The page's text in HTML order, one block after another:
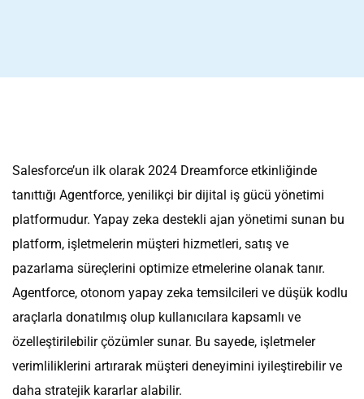
Salesforce’un ilk olarak 2024 Dreamforce etkinliğinde
tanıttığı Agentforce, yenilikçi bir dijital iş gücü yönetimi
platformudur. Yapay zeka destekli ajan yönetimi sunan bu
platform, işletmelerin müşteri hizmetleri, satış ve
pazarlama süreçlerini optimize etmelerine olanak tanır.
Agentforce, otonom yapay zeka temsilcileri ve düşük kodlu
araçlarla donatılmış olup kullanıcılara kapsamlı ve
özelleştirilebilir çözümler sunar. Bu sayede, işletmeler
verimliliklerini artırarak müşteri deneyimini iyileştirebilir ve
daha stratejik kararlar alabilir.